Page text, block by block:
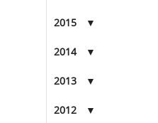
2015
2014
2013
2012